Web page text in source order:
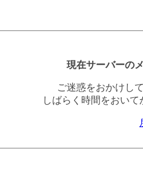
現在サーバーの
ご迷惑をおかけし
しばらく時間をおいて